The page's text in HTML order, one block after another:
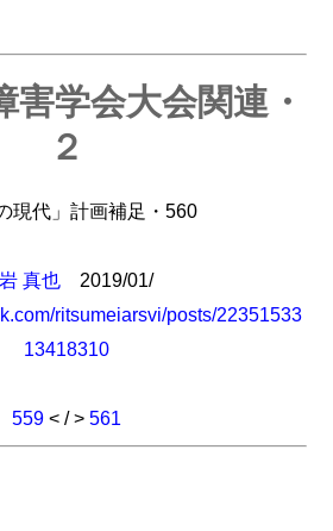
害学会大会関連・
２
現代」計画補足・560
真也 2019/01/
ritsumeiarsvi/posts/22351533
13418310
559 < / > 561